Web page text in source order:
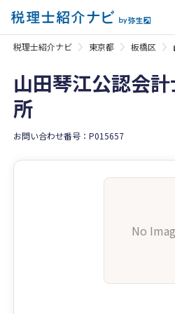
税理士紹介ナビ 東京都 板橋区
山田琴江公認会
所
お問い合わせ番号：P015657
No